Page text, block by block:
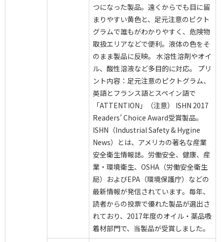
つになった製品。遠くからでも目に留
まりやすい黄色と、足元注意のピクト
グラムで誰もがわかりやすく、危険物
取扱エリアなどで便利。液体の色をそ
のまま製品に反映。 水溶性溶剤やオイ
ル、酸性溶液など多目的に対応。 プリ
ント内容：足元注意のピクトグラム、
英語とフランス語とスペイン語で
「ATTENTION」（注意） ISHN 2017
Readers’ Choice Award受賞製品。
ISHN（Industrial Safety & Hygine
News）とは、アメリカの著名な産業
安全衛生情報誌。労働安全、健康、産
業・環境衛生、OSHA（労働安全衛生
局）およびEPA（環境保護庁）などの
最新情報が発信されています。毎年、
読者からの投票で優れた製品が選出さ
れており、2017年度のオイル・薬品吸
着材部門で、当製品が受賞しました。